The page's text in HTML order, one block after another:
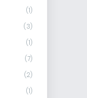
(1)
(3)
(1)
(7)
(2)
(1)